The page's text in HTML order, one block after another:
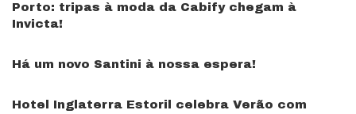
Porto: tripas à moda da Cabify chegam à
Invicta!
Há um novo Santini à nossa espera!
Hotel Inglaterra Estoril celebra Verão com